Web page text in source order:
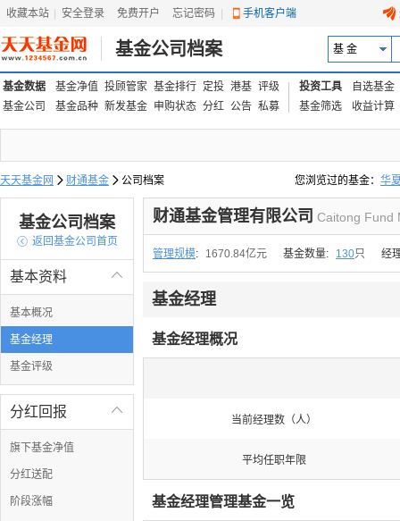
收藏本站 安全登录 免费开户 忘记密码 手机客户端
基金公司档案 基 金
基金数据 基金净值 投顾管家 基金排行 定投 港基 评级
基金公司
基金品种 新发基金 申购状态 分红 公告 私募
投资工具
自选基金
基金筛选
收益计算
天天基金网  财通基金  公司档案 您浏览过的基金： 华
易方达上证中盘ETF联
基金公司档案
 返回基金公司首页

基本资料
基本概况
基金经理
基金评级

分红回报
旗下基金净值
分红送配
阶段涨幅
财通基金管理有限公司 Caitong Fund
管理规模: 1670.84亿元 基金数量: 130只 经
基金经理
基金经理概况
当前经理数（人）
平均任职年限
基金经理管理基金一览